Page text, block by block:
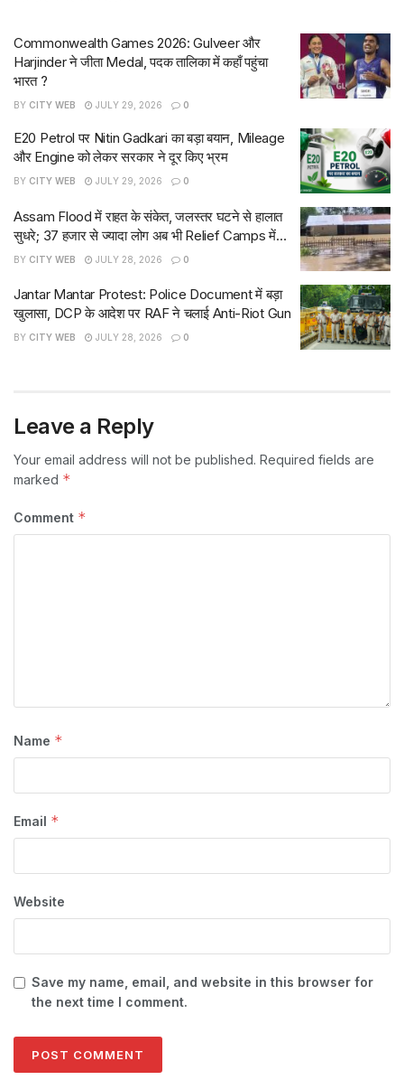
Commonwealth Games 2026: Gulveer और
Harjinder ने जीता Medal, पदक तालिका में कहाँ पहुंचा
भारत ?
BY CITY WEB JULY 29, 2026 0
E20 Petrol पर Nitin Gadkari का बड़ा बयान, Mileage
और Engine को लेकर सरकार ने दूर किए भ्रम
BY CITY WEB JULY 29, 2026 0
Assam Flood में राहत के संकेत, जलस्तर घटने से हालात
सुधरे; 37 हजार से ज्यादा लोग अब भी Relief Camps में…
BY CITY WEB JULY 28, 2026 0
Jantar Mantar Protest: Police Document में बड़ा
खुलासा, DCP के आदेश पर RAF ने चलाई Anti-Riot Gun
BY CITY WEB JULY 28, 2026 0
Leave a Reply
Your email address will not be published. Required fields are
marked *
Comment *
Name *
Email *
Website
Save my name, email, and website in this browser for
the next time I comment.